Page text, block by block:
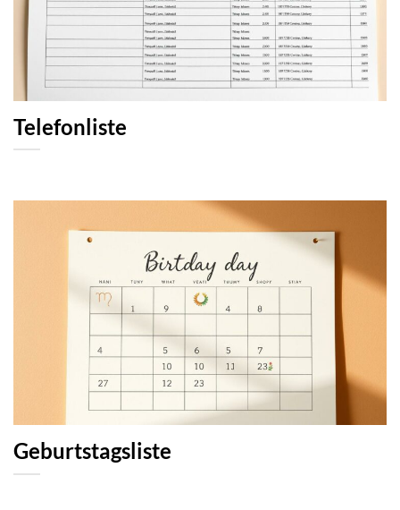
Telefonliste
Geburtstagsliste